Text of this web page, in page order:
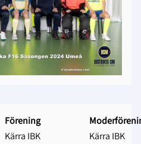
Förening
Kärra IBK
Kärra IBK